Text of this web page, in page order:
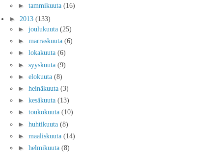
► tammikuuta (16)
► 2013 (133)
► joulukuuta (25)
► marraskuuta (6)
► lokakuuta (6)
► syyskuuta (9)
► elokuuta (8)
► heinäkuuta (3)
► kesäkuuta (13)
► toukokuuta (10)
► huhtikuuta (8)
► maaliskuuta (14)
► helmikuuta (8)